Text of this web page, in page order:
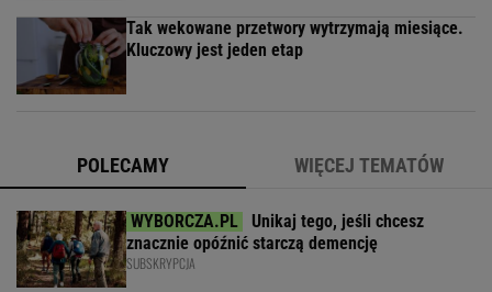
Tak wekowane przetwory wytrzymają miesiące.
Kluczowy jest jeden etap
POLECAMY WIĘCEJ TEMATÓW
Unikaj tego, jeśli chcesz
znacznie opóźnić starczą demencję
SUBSKRYPCJA